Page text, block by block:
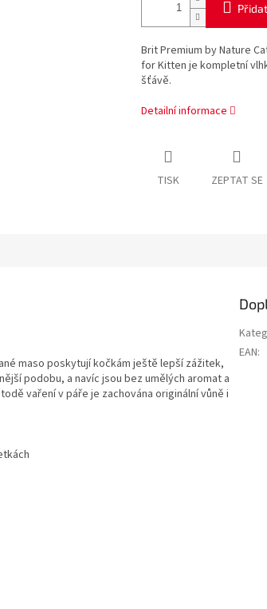
Brit Premium by Nature
for Kitten je kompletní
šťávě.
Detailní informace
TISK ZEPTAT SE
maso poskytují kočkám ještě lepší zážitek,
podobu, a navíc jsou bez umělých aromat a
vaření v páře je zachována originální vůně i
EAN: